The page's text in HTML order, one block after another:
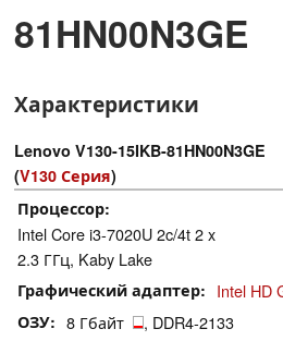
81HN00N3GE
Характеристики
Lenovo V130-15IKB-81HN00N3GE
(V130 Серия)
Процессор
Intel Core i3-7020U 2c/4t 2 x
2.3 ГГц, Kaby Lake
Графический адаптер Intel HD
ОЗУ 8 Гбайт , DDR4-2133